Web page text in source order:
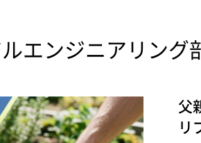
エンジニアリング
父
リ